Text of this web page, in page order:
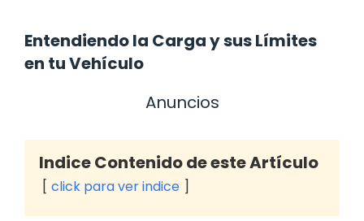
Entendiendo la Carga y sus Límites
en tu Vehículo
Anuncios
Indice Contenido de este Artículo
click para ver indice